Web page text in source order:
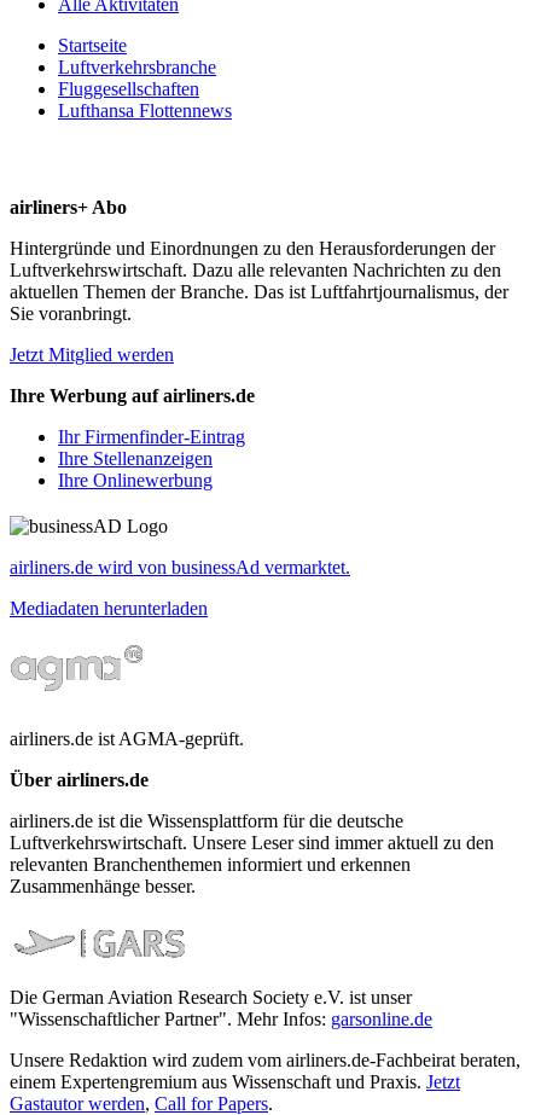
Startseite
Luftverkehrsbranche
Fluggesellschaften
Lufthansa Flottennews
airliners+ Abo
Hintergründe und Einordnungen zu den Herausforderungen der
Luftverkehrswirtschaft. Dazu alle relevanten Nachrichten zu den
aktuellen Themen der Branche. Das ist Luftfahrtjournalismus, der
Sie voranbringt.
Jetzt Mitglied werden
Ihre Werbung auf airliners.de
Ihr Firmenfinder-Eintrag
Ihre Stellenanzeigen
Ihre Onlinewerbung
airliners.de wird von businessAd vermarktet.
Mediadaten herunterladen
airliners.de ist AGMA-geprüft.
Über airliners.de
airliners.de ist die Wissensplattform für die deutsche
Luftverkehrswirtschaft. Unsere Leser sind immer aktuell zu den
relevanten Branchenthemen informiert und erkennen
Zusammenhänge besser.
Die German Aviation Research Society e.V. ist unser
"Wissenschaftlicher Partner". Mehr Infos: garsonline.de
Unsere Redaktion wird zudem vom airliners.de-Fachbeirat beraten,
einem Expertengremium aus Wissenschaft und Praxis. Jetzt
Gastautor werden, Call for Papers.